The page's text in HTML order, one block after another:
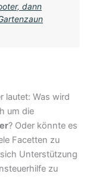
dann
lautet: Was wird
um die
? Oder könnte es
Facetten zu
Unterstützung
zu